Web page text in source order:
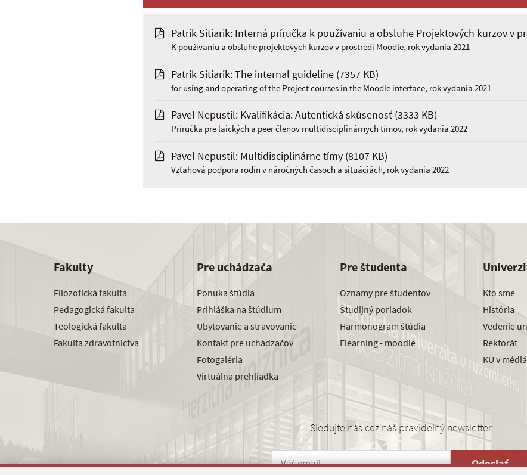
Patrik Sitiarik: Interná príručka k používaniu a obsluhe Projektových kurzov v
K používaniu a obsluhe projektových kurzov v prostredí Moodle, rok vydania 2021
Patrik Sitiarik: The internal guideline (7357 KB)
for using and operating of the Project courses in the Moodle interface, rok vydania 2021
Pavel Nepustil: Kvalifikácia: Autentická skúsenosť (3333 KB)
Príručka pre laických a peer členov multidisciplinárnych tímov, rok vydania 2022
Pavel Nepustil: Multidisciplinárne tímy (8107 KB)
Vzťahová podpora rodín v náročných časoch a situáciách, rok vydania 2022
Fakulty
Filozofická fakulta
Pedagogická fakulta
Teologická fakulta
Fakulta zdravotníctva
Pre uchádzača
Ponuka štúdia
Prihláška na štúdium
Ubytovanie a stravovanie
Kontakt pre uchádzačov
Fotogaléria
Virtuálna prehliadka
Pre študenta
Oznamy pre študentov
Študijný poriadok
Harmonogram štúdia
Elearning - moodle
Kto sme
História
Vedenie
Rektorát
KU v
Sledujte nás cez náš pravidelný newsletter
Odoslať